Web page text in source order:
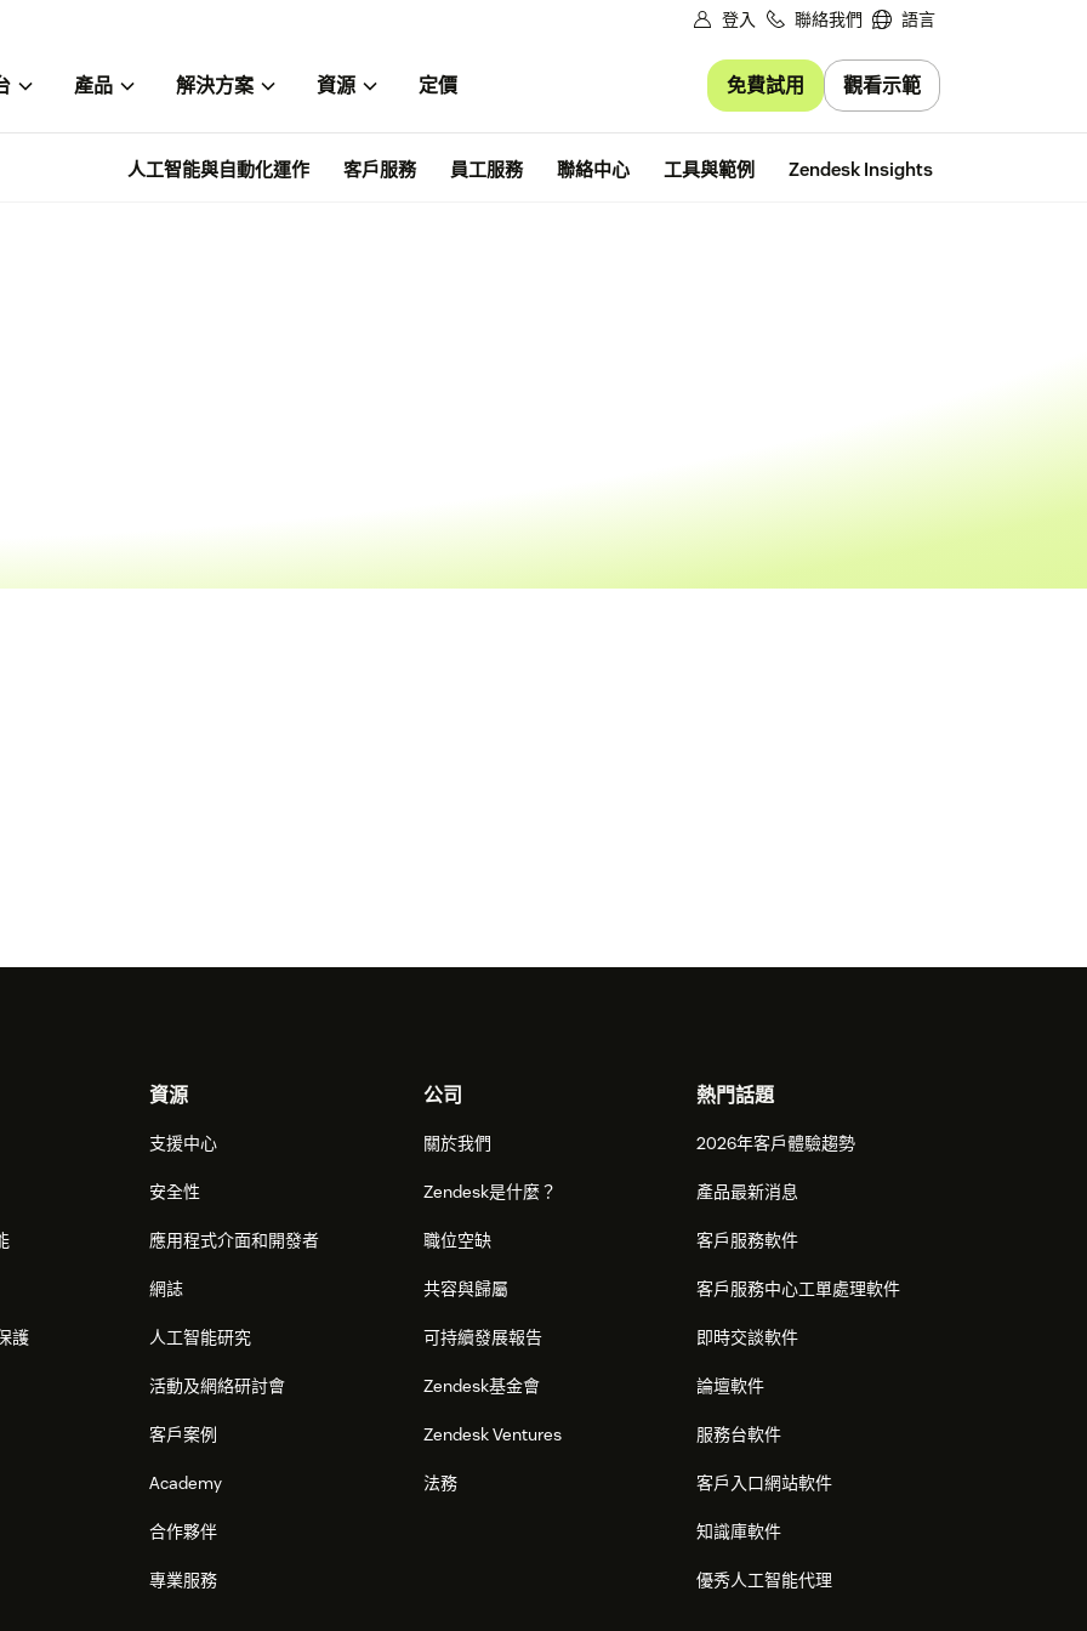
登入 聯絡我們 語言
產品 解決方案 資源 定價 免費試用 觀看示範
人工智能與自動化運作 客戶服務 員工服務 聯絡中心 工具與範例 Zendesk Insights
護
資源
支援中心
安全性
應用程式介面和開發者
網誌
人工智能研究
活動及網絡研討會
客戶案例
Academy
合作夥伴
專業服務
公司
關於我們
Zendesk是什麼？
職位空缺
共容與歸屬
可持續發展報告
Zendesk基金會
Zendesk Ventures
法務
熱門話題
2026年客戶體驗趨勢
產品最新消息
客戶服務軟件
客戶服務中心工單處理軟件
即時交談軟件
論壇軟件
服務台軟件
客戶入口網站軟件
知識庫軟件
優秀人工智能代理